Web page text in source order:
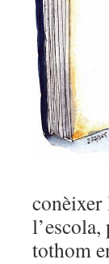
conèixer
tothom